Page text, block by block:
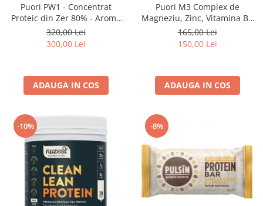
Puori PW1 - Concentrat
Proteic din Zer 80% - Aroma
Vanilie – 900 g
320,00 Lei
300,00 Lei
ADAUGA IN COS
Puori M3 Complex de
Magneziu, Zinc, Vitamina B6
si Acid Malic - 120 capsule
165,00 Lei
150,00 Lei
ADAUGA IN COS
-10% -8%